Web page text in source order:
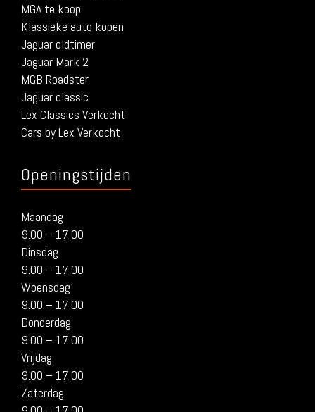
MGA te koop
Klassieke auto kopen
Jaguar oldtimer
Jaguar Mark 2
MGB Roadster
Jaguar classic
Lex Classics Verkocht
Cars by Lex Verkocht
Openingstijden
Maandag
9.00 – 17.00
Dinsdag
9.00 – 17.00
Woensdag
9.00 – 17.00
Donderdag
9.00 – 17.00
Vrijdag
9.00 – 17.00
Zaterdag